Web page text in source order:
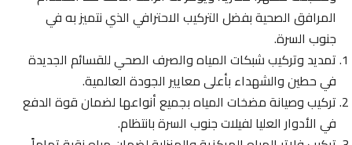
المرافق الصحية بفضل التركيب الاحترافي الذي نتميز به في
جنوب السرة.
تمديد وتركيب شبكات المياه والصرف الصحي للقسائم الجديدة
في حطين والشهداء بأعلى معايير الجودة العالمية.
تركيب وصيانة مضخات المياه بجميع أنواعها لضمان قوة الدفع
في الأدوار العليا لفيلات جنوب السرة بانتظام.